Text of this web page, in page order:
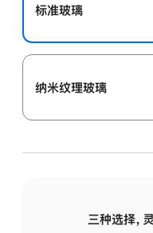
标准玻璃
纳米纹理玻璃
三种选择，